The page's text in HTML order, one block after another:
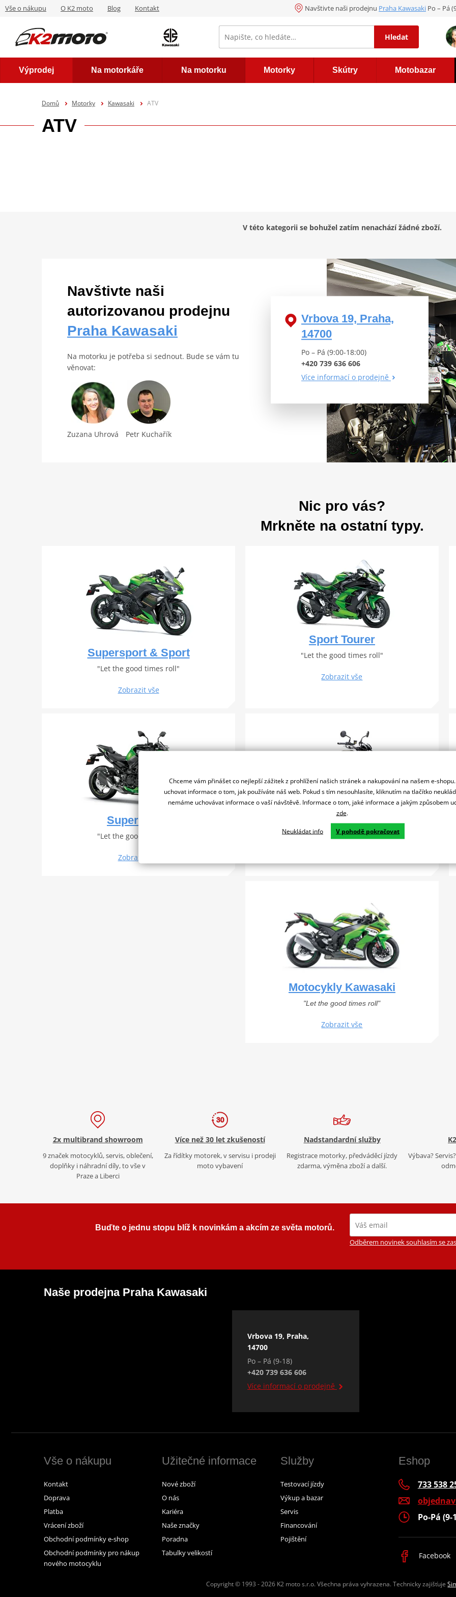
Vše o nákupu O K2 moto Blog Kontakt Navštivte naši prodejnu Praha KawasakiPo – Pá
Hledat
Výprodej Na motorkáře Na motorku Motorky Skútry Motobazar
Domů Motorky Kawasaki ATV
ATV
V této kategorii se bohužel zatím nenachází žádné zboží.
Navštivte naši
autorizovanou prodejnu
Praha Kawasaki
Na motorku je potřeba si sednout. Bude se vám tu
věnovat:
Zuzana Uhrová Petr Kuchařík
Vrbova 19, Praha,
14700
Po – Pá (9:00-18:00)
+420 739 636 606
Více informací o prodejně
Nic pro vás?
Mrkněte na ostatní typy.
Supersport & Sport
"Let the good times roll"
Zobrazit vše
Sport Tourer
"Let the good times roll"
Zobrazit vše
Supernaked
"Let the good times roll"
Zobrazit vše
Classics & Cruisers
"Let the good times roll"
Motocykly Kawasaki
"Let the good times roll"
Zobrazit vše
2x multibrand showroom
9 značek motocyklů, servis, oblečení,
doplňky i náhradní díly, to vše v
Praze a Liberci
Více než 30 let zkušeností
Za řídítky motorek, v servisu i prodeji
moto vybavení
Nadstandardní služby
Registrace motorky, předváděcí jízdy
zdarma, výměna zboží a další.
Výbava?
Buďte o jednu stopu blíž k novinkám a akcím ze světa motorů.
Odběrem novinek souhlasím se
Naše prodejna Praha Kawasaki
Vrbova 19, Praha,
14700
Po – Pá (9-18)
+420 739 636 606
Více informací o prodejně
Vše o nákupu
Kontakt
Doprava
Platba
Vrácení zboží
Obchodní podmínky e-shop
Obchodní podmínky pro nákup
nového motocyklu
Užitečné informace
Nové zboží
O nás
Kariéra
Naše značky
Poradna
Tabulky velikostí
Služby
Testovací jízdy
Výkup a bazar
Servis
Financování
Pojištění
Eshop
733 538
Po-Pá (9-
Facebook
Copyright © 1993 - 2026 K2 moto s.r.o. Všechna práva vyhrazena. Technicky zajišťuje
Chceme vám přinášet co nejlepší zážitek z prohlížení našich stránek a nakupování na našem e-
uchovat informace o tom, jak používáte náš web. Pokud s tím nesouhlasíte, kliknutím na tlačítko
nemáme uchovávat informace o vaší návštěvě. Informace o tom, jaké informace a jakým způsobem
zde.
Neukládat info V pohodě pokračovat